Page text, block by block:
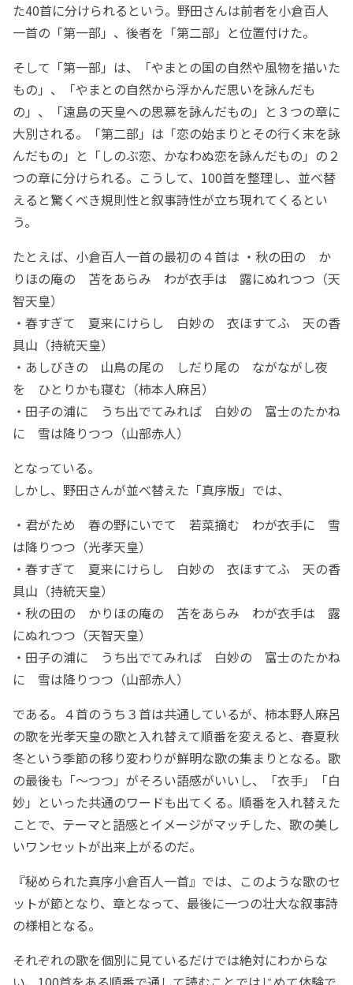
た40首に分けられるという。野田さんは前者を小倉百人
一首の「第一部」、後者を「第二部」と位置付けた。
そして「第一部」は、「やまとの国の自然や風物を描いた
もの」、「やまとの自然から浮かんだ思いを詠んだも
の」、「遠島の天皇への思慕を詠んだもの」と３つの章に
大別される。「第二部」は「恋の始まりとその行く末を詠
んだもの」と「しのぶ恋、かなわぬ恋を詠んだもの」の２
つの章に分けられる。こうして、100首を整理し、並べ替
えると驚くべき規則性と叙事詩性が立ち現れてくるとい
う。
たとえば、小倉百人一首の最初の４首は ・秋の田の か
りほの庵の 苫をあらみ わが衣手は 露にぬれつつ（天
智天皇）
・春すぎて 夏来にけらし 白妙の 衣ほすてふ 天の香
具山（持統天皇）
・あしびきの 山鳥の尾の しだり尾の ながながし夜
を ひとりかも寝む（柿本人麻呂）
・田子の浦に うち出でてみれば 白妙の 富士のたかね
に 雪は降りつつ（山部赤人）
となっている。
しかし、野田さんが並べ替えた「真序版」では、
・君がため 春の野にいでて 若菜摘む わが衣手に 雪
は降りつつ（光孝天皇）
・春すぎて 夏来にけらし 白妙の 衣ほすてふ 天の香
具山（持統天皇）
・秋の田の かりほの庵の 苫をあらみ わが衣手は 露
にぬれつつ（天智天皇）
・田子の浦に うち出でてみれば 白妙の 富士のたかね
に 雪は降りつつ（山部赤人）
である。４首のうち３首は共通しているが、柿本野人麻呂
の歌を光孝天皇の歌と入れ替えて順番を変えると、春夏秋
冬という季節の移り変わりが鮮明な歌の集まりとなる。歌
の最後も「～つつ」がそろい語感がいいし、「衣手」「白
妙」といった共通のワードも出てくる。順番を入れ替えた
ことで、テーマと語感とイメージがマッチした、歌の美し
いワンセットが出来上がるのだ。
『秘められた真序小倉百人一首』では、このような歌のセ
ットが節となり、章となって、最後に一つの壮大な叙事詩
の様相となる。
それぞれの歌を個別に見ているだけでは絶対にわからな